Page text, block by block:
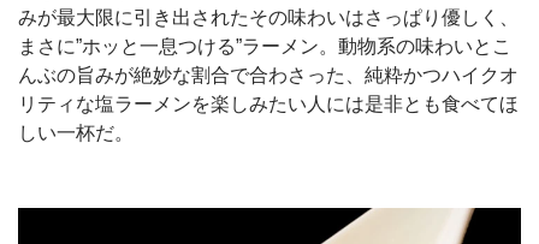
みが最大限に引き出されたその味わいはさっぱり優しく、
まさに”ホッと一息つける”ラーメン。動物系の味わいとこ
んぶの旨みが絶妙な割合で合わさった、純粋かつハイクオ
リティな塩ラーメンを楽しみたい人には是非とも食べてほ
しい一杯だ。